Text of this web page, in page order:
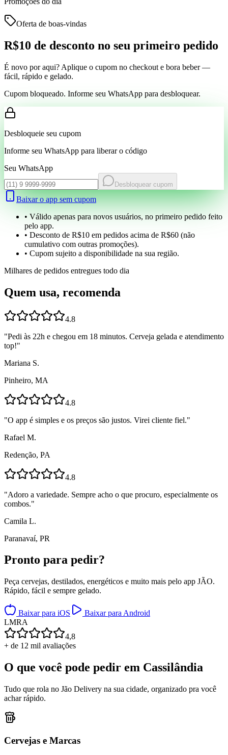
Oferta de boas-vindas
R$10 de desconto no seu primeiro pedido
É novo por aqui? Aplique o cupom no checkout e bora beber —
fácil, rápido e gelado.
Cupom bloqueado. Informe seu WhatsApp para desbloquear.
Desbloqueie seu cupom
Informe seu WhatsApp para liberar o código
Seu WhatsApp
Desbloquear cupom
Baixar o app sem cupom
• Válido apenas para novos usuários, no primeiro pedido feito
pelo app.
• Desconto de R$10 em pedidos acima de R$60 (não
cumulativo com outras promoções).
• Cupom sujeito a disponibilidade na sua região.
Milhares de pedidos entregues todo dia
Quem usa, recomenda
4.8
"Pedi às 22h e chegou em 18 minutos. Cerveja gelada e atendimento
top!"
Mariana S.
Pinheiro, MA
4.8
"O app é simples e os preços são justos. Virei cliente fiel."
Rafael M.
Redenção, PA
4.8
"Adoro a variedade. Sempre acho o que procuro, especialmente os
combos."
Camila L.
Paranavaí, PR
Pronto para pedir?
Peça cervejas, destilados, energéticos e muito mais pelo app JÃO.
Rápido, fácil e sempre gelado.
Baixar para iOS
Baixar para Android
LMRA
4,8
+ de 12 mil avaliações
O que você pode pedir em Cassilândia
Tudo que rola no Jão Delivery na sua cidade, organizado pra você
achar rápido.
Cervejas e Marcas